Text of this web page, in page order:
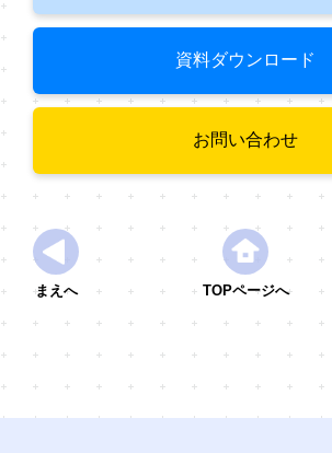
資料ダウンロード
お問い合わせ
まえへ TOPページへ